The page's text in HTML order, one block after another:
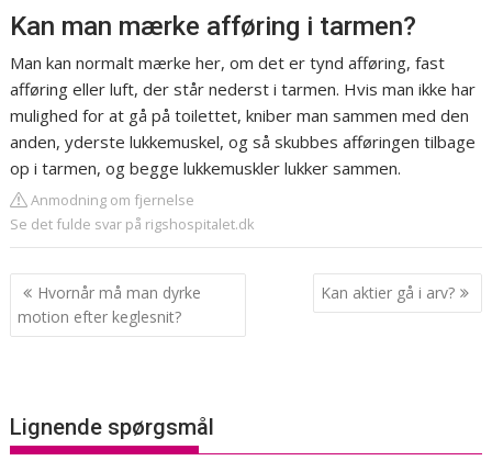
Kan man mærke afføring i tarmen?
Man kan normalt mærke her, om det er tynd afføring, fast
afføring eller luft, der står nederst i tarmen. Hvis man ikke har
mulighed for at gå på toilettet, kniber man sammen med den
anden, yderste lukkemuskel, og så skubbes afføringen tilbage
op i tarmen, og begge lukkemuskler lukker sammen.
Anmodning om fjernelse
Se det fulde svar på rigshospitalet.dk
Indlægsnavigation
Hvornår må man dyrke
motion efter keglesnit?
Kan aktier gå i arv?
Lignende spørgsmål